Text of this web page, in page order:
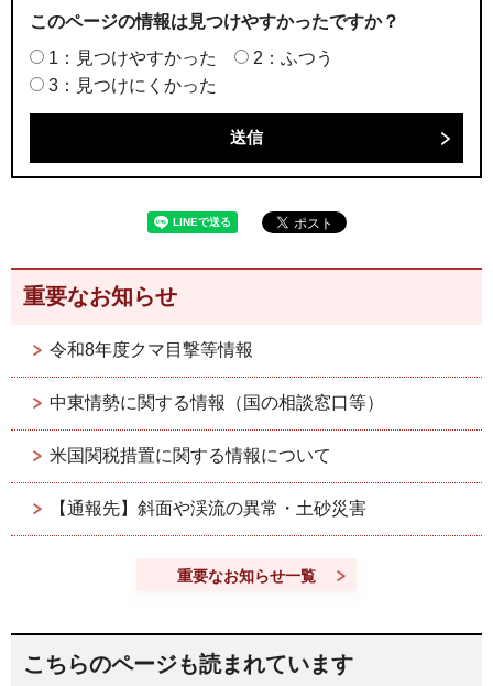
このページの情報は見つけやすかったですか？
1：見つけやすかった
2：ふつう
3：見つけにくかった
重要なお知らせ
令和8年度クマ目撃等情報
中東情勢に関する情報（国の相談窓口等）
米国関税措置に関する情報について
【通報先】斜面や渓流の異常・土砂災害
重要なお知らせ一覧
こちらのページも読まれています